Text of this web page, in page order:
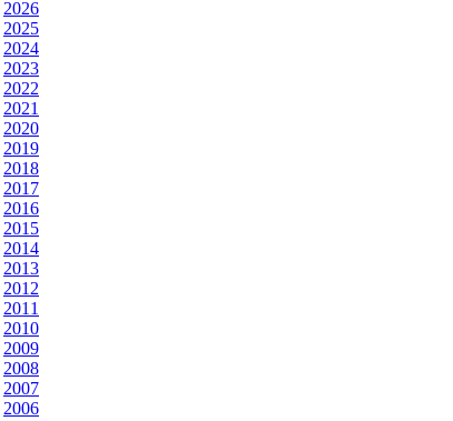
2026
2025
2024
2023
2022
2021
2020
2019
2018
2017
2016
2015
2014
2013
2012
2011
2010
2009
2008
2007
2006